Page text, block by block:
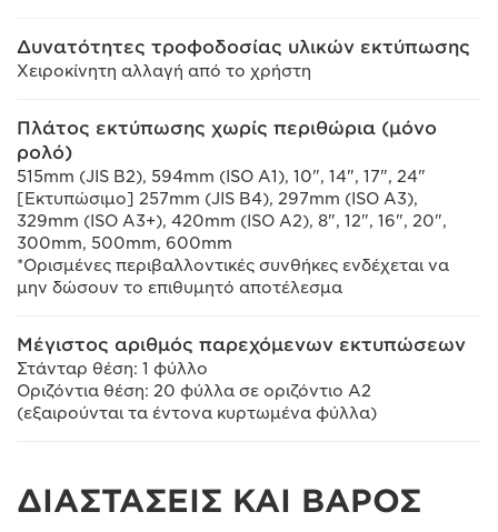
Δυνατότητες τροφοδοσίας υλικών εκτύπωσης
Χειροκίνητη αλλαγή από το χρήστη
Πλάτος εκτύπωσης χωρίς περιθώρια (μόνο
ρολό)
515mm (JIS B2), 594mm (ISO A1), 10", 14", 17", 24"
[Εκτυπώσιμο] 257mm (JIS B4), 297mm (ISO A3),
329mm (ISO A3+), 420mm (ISO A2), 8", 12", 16", 20",
300mm, 500mm, 600mm
*Ορισμένες περιβαλλοντικές συνθήκες ενδέχεται να
μην δώσουν το επιθυμητό αποτέλεσμα
Μέγιστος αριθμός παρεχόμενων εκτυπώσεων
Στάνταρ θέση: 1 φύλλο
Οριζόντια θέση: 20 φύλλα σε οριζόντιο Α2
(εξαιρούνται τα έντονα κυρτωμένα φύλλα)
ΔΙΑΣΤΑΣΕΙΣ ΚΑΙ ΒΑΡΟΣ